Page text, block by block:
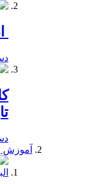
آموزش